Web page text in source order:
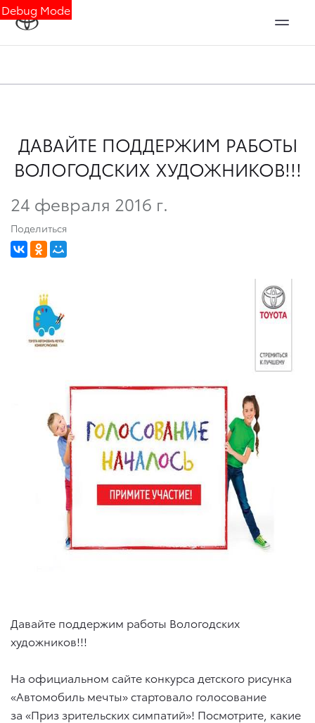
Debug Mode
ДАВАЙТЕ ПОДДЕРЖИМ РАБОТЫ
ВОЛОГОДСКИХ ХУДОЖНИКОВ!!!
24 февраля 2016 г.
Поделиться
Давайте поддержим работы Вологодских
художников!!!
На официальном сайте конкурса детского рисунка
«Автомобиль мечты» стартовало голосование
за «Приз зрительских симпатий»! Посмотрите, какие